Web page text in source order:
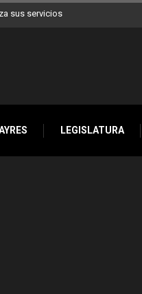
sus servicios
LEGISLATURA